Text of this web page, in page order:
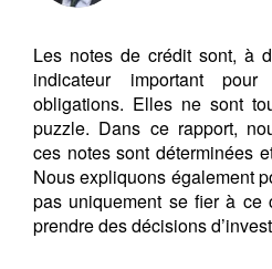
Les notes de crédit sont, à
indicateur important
obligations. Elles ne sont
puzzle. Dans ce rapport,
ces notes sont déterminées
Nous expliquons également
pas uniquement se fier à ce
prendre des décisions